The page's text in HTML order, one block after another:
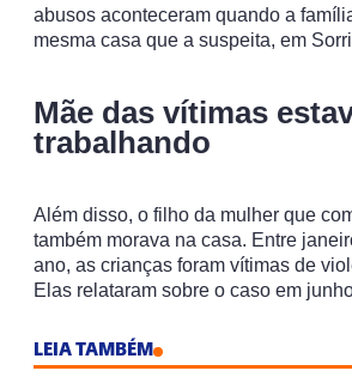
abusos aconteceram quando a
mesma casa que a suspeita, em
Mãe das vítimas
trabalhando
Além disso, o filho da mulher que
também morava na casa. Entre
ano, as crianças foram vítimas de
Elas relataram sobre o caso em
LEIA TAMBÉM